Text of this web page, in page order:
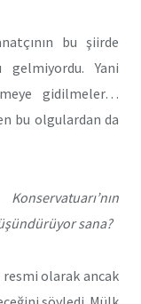
bu şiirde
Yani
gidilmeler…
bu olgulardan da
sana?
resmi olarak ancak